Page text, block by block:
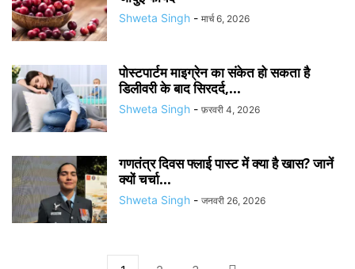
Shweta Singh - मार्च 6, 2026
पोस्टपार्टम माइग्रेन का संकेत हो सकता है
डिलीवरी के बाद सिरदर्द,...
Shweta Singh - फ़रवरी 4, 2026
गणतंत्र दिवस फ्लाई पास्ट में क्या है खास? जानें
क्यों चर्चा...
Shweta Singh - जनवरी 26, 2026